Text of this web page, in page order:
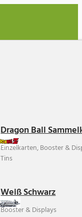
Dragon Ball
Einzelkarten, Booster &
Tins
Weiß Schwarz
Booster & Displays